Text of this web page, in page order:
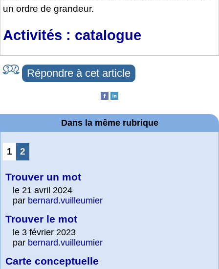
un ordre de grandeur.
Activités : catalogue
Répondre à cet article
Dans la même rubrique
1 2
Trouver un mot
le 21 avril 2024
par bernard.vuilleumier
Trouver le mot
le 3 février 2023
par bernard.vuilleumier
Carte conceptuelle